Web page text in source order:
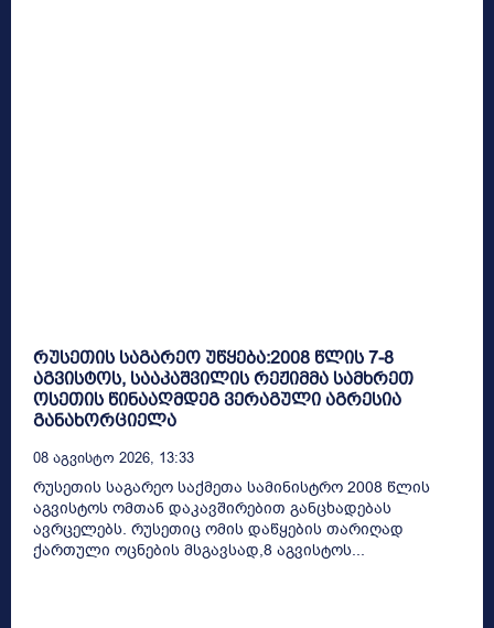
რუსეთის საგარეო უწყება:2008 წლის 7-8
აგვისტოს, სააკაშვილის რეჟიმმა სამხრეთ
ოსეთის წინააღმდეგ ვერაგული აგრესია
განახორციელა
08 Აგვისტო 2026, 13:33
რუსეთის საგარეო საქმეთა სამინისტრო 2008 წლის
აგვისტოს ომთან დაკავშირებით განცხადებას
ავრცელებს. რუსეთიც ომის დაწყების თარიღად
ქართული ოცნების მსგავსად,8 აგვისტოს...